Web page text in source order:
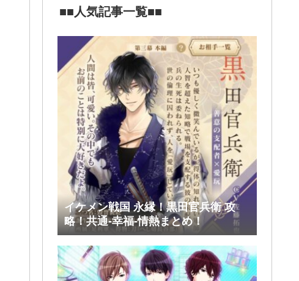
■■人気記事一覧■■
イケメン戦国 永縁！黒田官兵衛 攻
略！共通-幸福-情熱まとめ！